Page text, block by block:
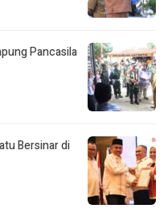
Pancasila
Bersinar di